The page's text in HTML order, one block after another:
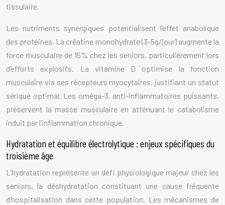
tissulaire.
Les nutriments synergiques potentialisent l’effet anabolique
des protéines. La créatine monohydrate (3-5g/jour) augmente la
force musculaire de 15% chez les seniors, particulièrement lors
d’efforts explosifs. La vitamine D optimise la fonction
musculaire via ses récepteurs myocytaires, justifiant un statut
sérique optimal. Les oméga-3, anti-inflammatoires puissants,
préservent la masse musculaire en atténuant le catabolisme
induit par l’inflammation chronique.
Hydratation et équilibre électrolytique : enjeux spécifiques du
troisième âge
L’hydratation représente un défi physiologique majeur chez les
seniors, la déshydratation constituant une cause fréquente
d’hospitalisation dans cette population. Les mécanismes de